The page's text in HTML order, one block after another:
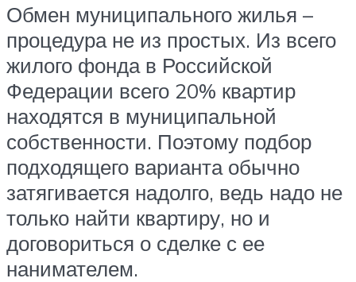
Обмен муниципального жилья –
процедура не из простых. Из всего
жилого фонда в Российской
Федерации всего 20% квартир
находятся в муниципальной
собственности. Поэтому подбор
подходящего варианта обычно
затягивается надолго, ведь надо не
только найти квартиру, но и
договориться о сделке с ее
нанимателем.